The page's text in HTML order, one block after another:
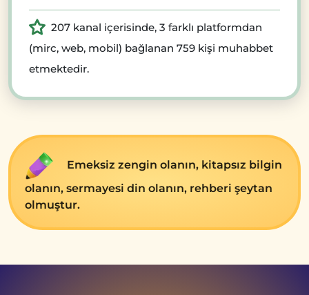
207 kanal içerisinde, 3 farklı platformdan
(mirc, web, mobil) bağlanan 759 kişi muhabbet
etmektedir.
Emеksiz zеngin olanın, kitapsız bilgin
olanın, sеrmayеsi din olanın, rеhbеri şеytan
olmuştur.